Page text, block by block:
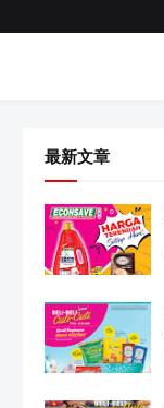
最新文章